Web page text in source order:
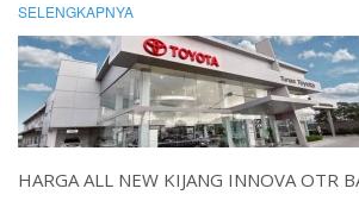
SELENGKAPNYA
HARGA ALL NEW KIJANG INNOVA OTR